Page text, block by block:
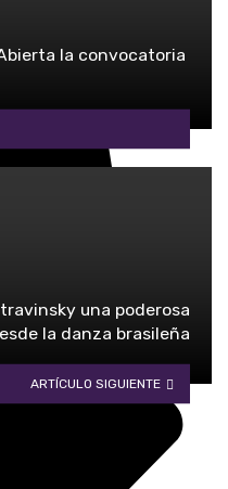
la convocatoria
una poderosa
la danza brasileña
ARTÍCULO SIGUIENTE